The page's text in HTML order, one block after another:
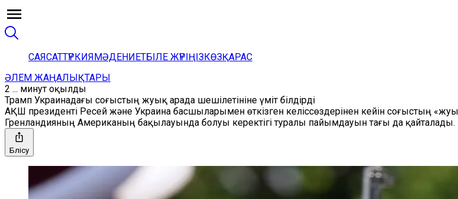
САЯСАТТҮРКИЯМӘДЕНИЕТБІЛЕ ЖҮРІҢІЗКӨЗҚАРАС
ӘЛЕМ ЖАҢАЛЫҚТАРЫ
2 ... минут оқылды
Трамп Украинадағы соғыстың жуық арада шешілетініне үміт білдірді
АҚШ президенті Ресей және Украина басшыларымен өткізген келіссөздерінен кейін соғыстың
Гренландияның Американың бақылауында болуы керектігі туралы пайымдауын тағы да қайталады.
Бөлісу